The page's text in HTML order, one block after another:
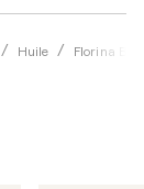
Huile Florina